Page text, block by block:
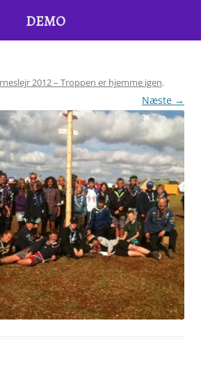
2012 – Troppen er hjemme igen.
Næste →
DEMO